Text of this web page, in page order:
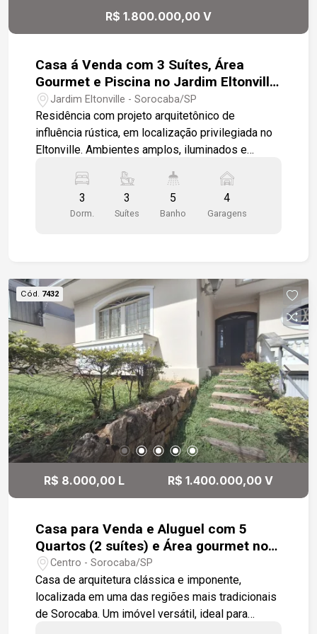
R$ 1.800.000,00 V
Casa á Venda com 3 Suítes, Área
Gourmet e Piscina no Jardim Eltonville,
Sorocaba/SP
Jardim Eltonville - Sorocaba/SP
Residência com projeto arquitetônico de
influência rústica, em localização privilegiada no
Eltonville. Ambientes amplos, iluminados e
paisagismo e excelente área de lazer. -3 suítes,
sendo 1 master com hidromassagem -Sala de
estar -Sala de TV -Escritório com armários
gourmet com churrasqueira, armários e banheiro
de apoio -Amplo sótão -Área de serviço -Piscina
aquecida -Jardim -Garagem Diferenciais: -
Arquitetura contemporânea com influência rústica
-Pé-direito elevado -Revestimentos em pedra
natural -Forro em madeira -Amplas esquadrias de
vidro -Excelente iluminação natural -Armários
planejados -Ar-condicionado e ventiladores de
teto nos dormitórios -Piscina aquecida por
bomba de calor -Sistema de aquecimento solar
(boiler) -Sistema de energia fotovoltaica -
Paisagismo integrado ao projeto Localização -
Acesso rápido às principais vias da Zona Oeste -
comércios, escolas e serviços -Fácil acesso ao
Shopping Iguatemi Esplanada e à Rodovia -
Raposo Tavares.
3
Dorm.
3
Suítes
5
Banho
4
Garagens
Cód. 7432
R$ 8.000,00 L R$ 1.400.000,00 V
Casa para Venda e Aluguel com 5
Quartos (2 suítes) e Área gourmet no
Centro de Sorocaba/SP
Centro - Sorocaba/SP
Casa de arquitetura clássica e imponente,
localizada em uma das regiões mais tradicionais
de Sorocaba. Um imóvel versátil, ideal para